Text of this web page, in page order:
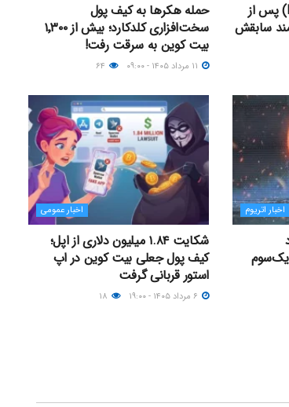
بی‌ان‌بی چین (BNB Chain) پس از
سابقش
حمله هکرها به کیف پول
سخت‌افزاری کلدکارد؛ بیش از ۱٬۳۰۰
بیت کوین به سرقت رفت!
اخبار اتریوم
یک‌سوم
اخبار عمومی
شکایت ۱.۸۴ میلیون دلاری از اپل؛
کیف پول جعلی بیت کوین در اپ
استور قربانی گرفت